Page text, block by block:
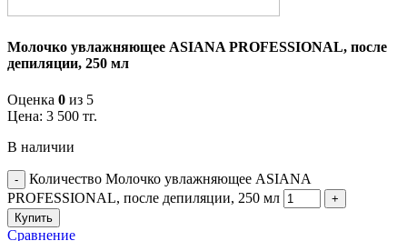
Молочко увлажняющее ASIANA PROFESSIONAL, после
депиляции, 250 мл
Оценка 0 из 5
Цена: 3 500 тг.
В наличии
Количество Молочко увлажняющее ASIANA
PROFESSIONAL, после депиляции, 250 мл
Купить
Сравнение